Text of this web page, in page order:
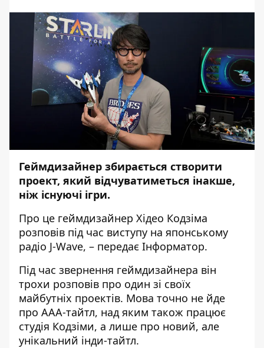
Геймдизайнер збирається створити
проект, який відчуватиметься інакше,
ніж існуючі ігри.
Про це геймдизайнер Хідео Кодзіма
розповів під час виступу на японському
радіо J-Wave, – передає Інформатор.
Під час звернення геймдизайнера він
трохи розповів про один зі своїх
майбутніх проектів. Мова точно не йде
про ААА-тайтл, над яким також працює
студія Кодзіми, а лише про новий, але
унікальний інди-тайтл.